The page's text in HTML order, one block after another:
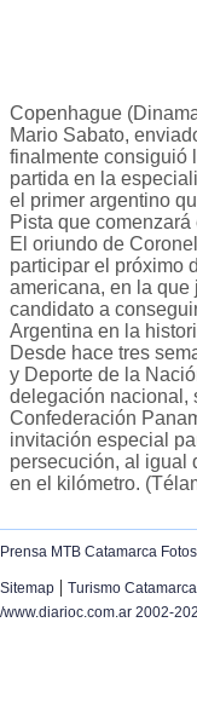
Copenhague
Mario Sabato,
finalmente consiguió
partida en la
el primer argentino
Pista que
El oriundo de
participar el próximo
americana, en la que
candidato a
Argentina en la
Desde hace tres
y Deporte de la
delegación nacional,
Confederación
invitación especial
persecución, al igual
en el kilómetro.
Prensa MTB Catamarca Fotos
Sitemap | Turismo Catamarca
/www.diarioc.com.ar 2002-